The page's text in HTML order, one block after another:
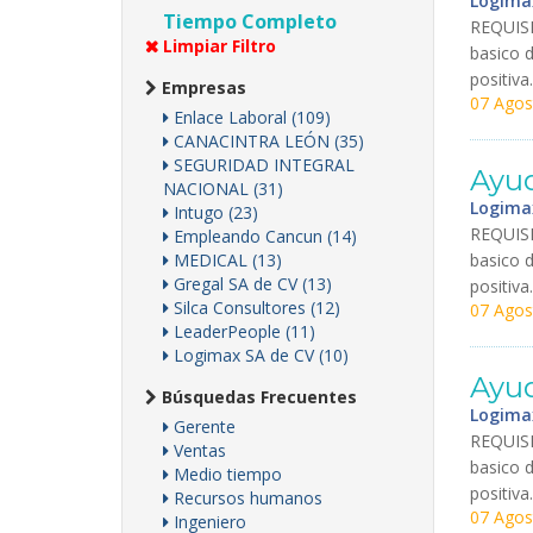
Tiempo Completo
Limpiar Filtro
Empresas
Enlace Laboral (109)
CANACINTRA LEÓN (35)
SEGURIDAD INTEGRAL
NACIONAL (31)
Intugo (23)
Empleando Cancun (14)
MEDICAL (13)
Gregal SA de CV (13)
Silca Consultores (12)
LeaderPeople (11)
Logimax SA de CV (10)
Búsquedas Frecuentes
Gerente
Ventas
Medio tiempo
Recursos humanos
Ingeniero
basico
positiva
07
basico
positiva
07
basico
positiva
07